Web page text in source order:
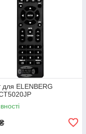
для ELENBERG